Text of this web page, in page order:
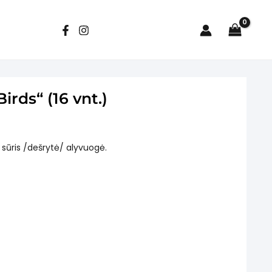
(16 vnt.)
/dešrytė/ alyvuogė.